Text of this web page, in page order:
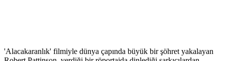
'Alacakaranlık' filmiyle dünya çapında büyük bir şöhret yakalayan